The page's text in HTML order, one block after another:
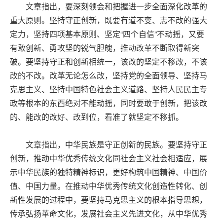
文章指出，要深刻领会和把握进一步全面深化改革的
重大原则。坚持守正创新，既要有道不变、志不改的强大
定力，坚持四项基本原则、坚定“四个自信”不动摇，又要
有敢创新、勇攻坚的锐气胆魄，推动改革不断取得新突
破。要坚持守正和创新相统一，该改的坚定不移改，不该
改的不改。改革无论怎么改，坚持党的全面领导、坚持马
克思主义、坚持中国特色社会主义道路、坚持人民民主专
政等根本的东西绝对不能动摇，同时要敢于创新，把该改
的、能改的改好、改到位，看准了就坚定不移抓。
文章指出，中华民族是守正创新的民族。要坚持守正
创新，推动中华优秀传统文化同社会主义社会相适应，展
示中华民族的独特精神标识，更好构筑中国精神、中国价
值、中国力量。在推动中华优秀传统文化创造性转化、创
新性发展的过程中，要坚持马克思主义的根本指导思想，
传承弘扬革命文化，发展社会主义先进文化，从中华优秀